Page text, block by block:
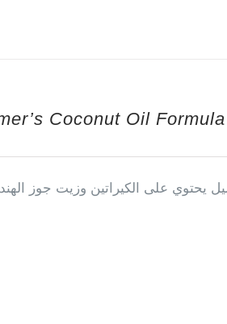
Coconut Oil
يحتوي على الكيراتين وزيت جوز الهند